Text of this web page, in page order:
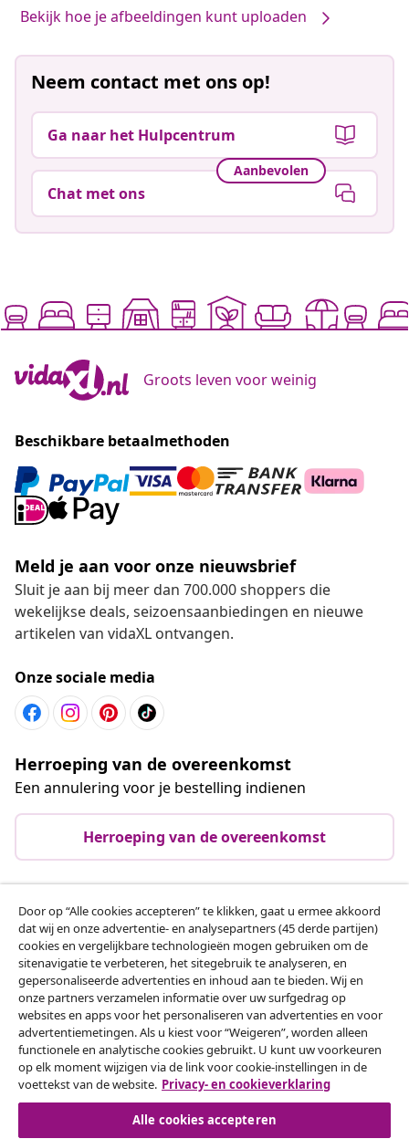
Bekijk hoe je afbeeldingen kunt uploaden
Neem contact met ons op!
Ga naar het Hulpcentrum
Aanbevolen
Chat met ons
Groots leven voor weinig
Beschikbare betaalmethoden
Meld je aan voor onze nieuwsbrief
Sluit je aan bij meer dan 700.000 shoppers die
wekelijkse deals, seizoensaanbiedingen en nieuwe
artikelen van vidaXL ontvangen.
Onze sociale media
Herroeping van de overeenkomst
Een annulering voor je bestelling indienen
Herroeping van de overeenkomst
Klantenservice
Zakelijk
vidaXL
Ontdek meer
Door op “Alle cookies accepteren” te klikken, gaat u ermee akkoord
dat wij en onze advertentie- en analysepartners (45 derde partijen)
cookies en vergelijkbare technologieën mogen gebruiken om de
sitenavigatie te verbeteren, het sitegebruik te analyseren, en
gepersonaliseerde advertenties en inhoud aan te bieden. Wij en
onze partners verzamelen informatie over uw surfgedrag op
websites en apps voor het personaliseren van advertenties en voor
advertentiemetingen. Als u kiest voor “Weigeren”, worden alleen
functionele en analytische cookies gebruikt. U kunt uw voorkeuren
op elk moment wijzigen via de link voor cookie-instellingen in de
voettekst van de website. Privacy- en cookieverklaring
Alle cookies accepteren